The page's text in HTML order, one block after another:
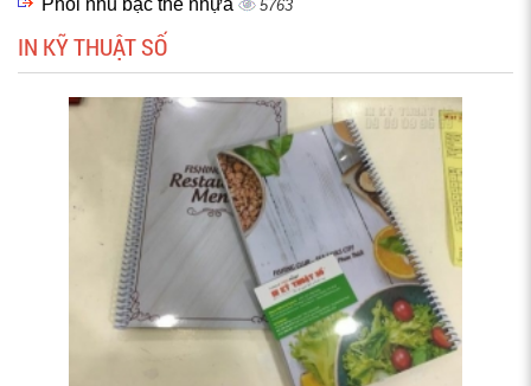
Phôi nhũ bạc thẻ nhựa 5763
IN KỸ THUẬT SỐ